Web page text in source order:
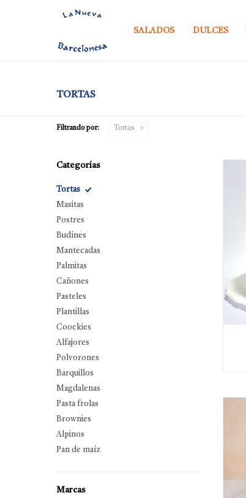
SALADOS DULCES
TORTAS
Filtrando por: Tortas
Categorías
Tortas
Masitas
Postres
Budínes
Mantecadas
Palmitas
Cañones
Pasteles
Plantillas
Coockies
Alfajores
Polvorones
Barquillos
Magdalenas
Pasta frolas
Brownies
Alpinos
Pan de maíz
Marcas